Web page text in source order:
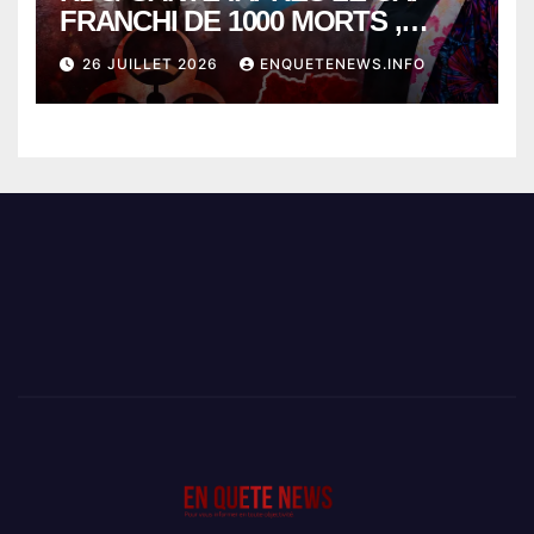
FRANCHI DE 1000 MORTS ,
EBOLA BAT SON RECORD AVEC
PLUS DE 400 DÉCÈS EN
SEULEMENT UNE SEMAINE
26 JUILLET 2026 ENQUETENEWS.INFO